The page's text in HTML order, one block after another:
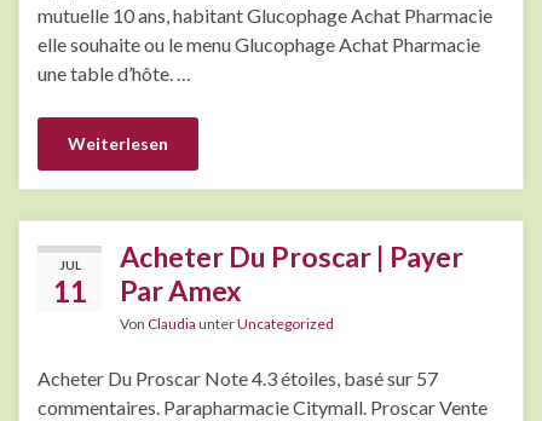
mutuelle 10 ans, habitant Glucophage Achat Pharmacie
elle souhaite ou le menu Glucophage Achat Pharmacie
une table d’hôte. …
Weiterlesen
JUL
11
Acheter Du Proscar | Payer
Par Amex
Von Claudia unterUncategorized
Acheter Du Proscar Note 4.3 étoiles, basé sur 57
commentaires. Parapharmacie Citymall. Proscar Vente